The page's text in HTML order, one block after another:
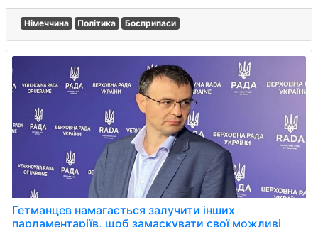
Німеччина Політика Боєприпаси
Гетманцев намагається залучити інших
парламентаріїв, щоб замаскувати свої можливі